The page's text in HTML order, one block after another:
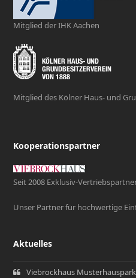
Mitglied der IHK Aachen
Mitglied des Kölner Haus- und
Kooperationspartner
Seit 2008 Exklusiv-
Unser Partner für hochwertige
Aktuelles
Viebrockhaus